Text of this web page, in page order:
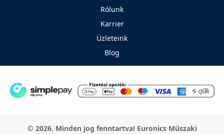
Rólunk
Karrier
Üzleteink
Blog
© 2026. Minden jog fenntartva! Euronics Műszaki